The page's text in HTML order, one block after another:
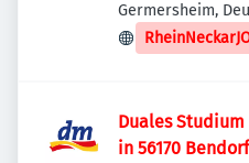
Germersheim,
Duales Studium
in 56170 Bendorf